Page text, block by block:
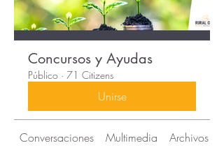
Concursos y Ayudas
Público · 71 Citizens
Unirse
Conversaciones Multimedia Archivos